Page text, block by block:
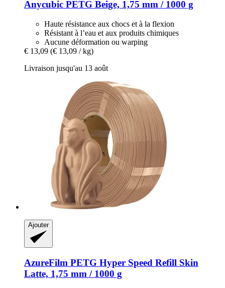
Anycubic PETG Beige, 1,75 mm / 1000 g
Haute résistance aux chocs et à la flexion
Résistant à l’eau et aux produits chimiques
Aucune déformation ou warping
€ 13,09 (€ 13,09 / kg)
Livraison jusqu'au 13 août
Ajouter
AzureFilm PETG Hyper Speed Refill Skin
Latte, 1,75 mm / 1000 g